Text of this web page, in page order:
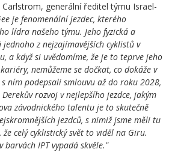
generální ředitel týmu Israel-
je fenomenální jezdec, kterého
lídra našeho týmu. Jeho fyzická a
z nejzajímavějších cyklistů v
a když si uvědomíme, že je to teprve jeho
nemůžeme se dočkat, co dokáže v
ním podepsali smlouvu až do roku 2028,
rozvoj v nejlepšího jezdce, jakým
závodnického talentu je to skutečně
jezdců, s nimiž jsme měli tu
celý cyklistický svět to viděl na Giru.
barvách IPT vypadá skvěle."